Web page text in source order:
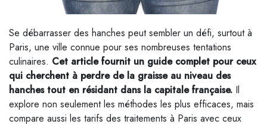
Se débarrasser des hanches peut sembler un défi, surtout à
Paris, une ville connue pour ses nombreuses tentations
culinaires. Cet article fournit un guide complet pour ceux
qui cherchent à perdre de la graisse au niveau des
hanches tout en résidant dans la capitale française. Il
explore non seulement les méthodes les plus efficaces, mais
compare aussi les tarifs des traitements à Paris avec ceux